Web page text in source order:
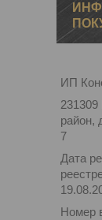
ИП
231309
район,
7
Дата
Номер